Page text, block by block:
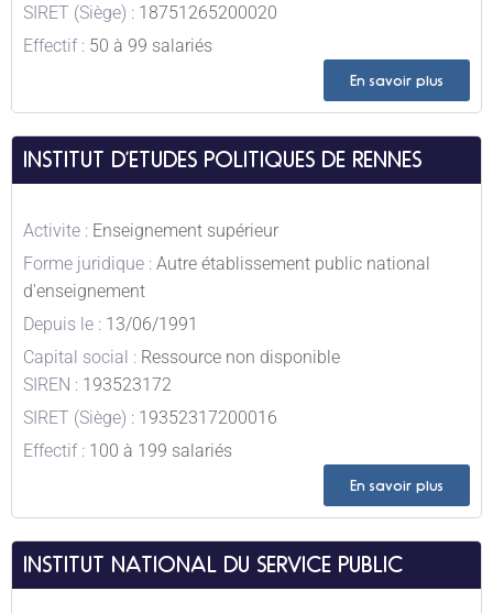
SIRET (Siège) : 18751265200020
Effectif : 50 à 99 salariés
En savoir plus
INSTITUT D’ETUDES POLITIQUES DE RENNES
Activite : Enseignement supérieur
Forme juridique : Autre établissement public national
d'enseignement
Depuis le : 13/06/1991
Capital social : Ressource non disponible
SIREN : 193523172
SIRET (Siège) : 19352317200016
Effectif : 100 à 199 salariés
En savoir plus
INSTITUT NATIONAL DU SERVICE PUBLIC